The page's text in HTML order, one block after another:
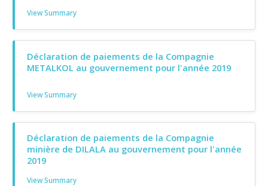
View Summary
Déclaration de paiements de la Compagnie
METALKOL au gouvernement pour l'année 2019
View Summary
Déclaration de paiements de la Compagnie
minière de DILALA au gouvernement pour l'année
2019
View Summary